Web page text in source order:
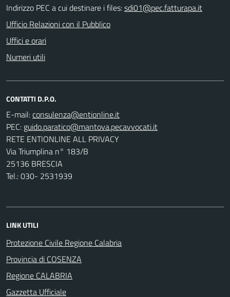
Indirizzo PEC a cui destinare i files:sdi01@pec.fatturapa.it
Ufficio Relazioni con il Pubblico
Uffici e orari
Numeri utili
CONTATTI D.P.O.
E-mail:
PEC:
RETE ENTIONLINE ALL PRIVACY
Via Triumplina n° 183/B
25136 BRESCIA
Tel.: 030- 2531939
LINK UTILI
Protezione Civile Regione Calabria
Provincia di COSENZA
Regione CALABRIA
Gazzetta Ufficiale